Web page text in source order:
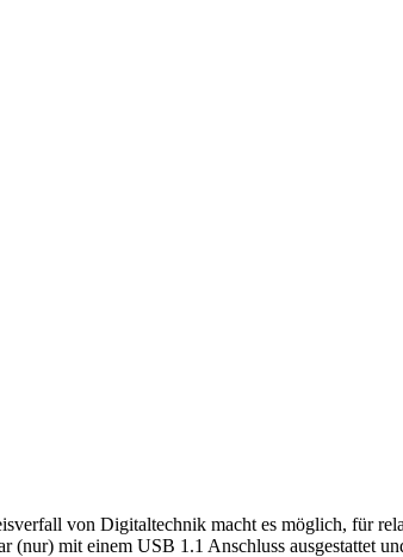
von Digitaltechnik macht es möglich, für
(nur) mit einem USB 1.1 Anschluss ausgestattet